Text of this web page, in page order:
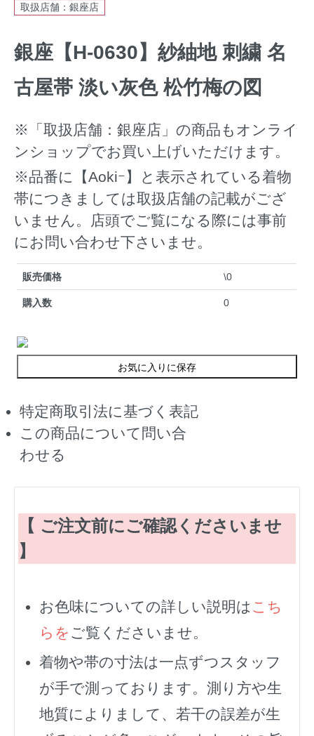
取扱店舗：銀座店
銀座【H-0630】紗紬地 刺繍 名
古屋帯 淡い灰色 松竹梅の図
※「取扱店舗：銀座店」の商品もオンライ
ンショップでお買い上げいただけます。
※品番に【Aokiｰ】と表示されている着物
帯につきましては取扱店舗の記載がござ
いません。店頭でご覧になる際には事前
にお問い合わせ下さいませ。
販売価格 \0
購入数 0
お気に入りに保存
特定商取引法に基づく表記
この商品について問い合
わせる
【 ご注文前にご確認くださいませ
】
お色味についての詳しい説明は こち
らを ご覧くださいませ。
着物や帯の寸法は一点ずつスタッフ
が手で測っております。測り方や生
地質によりまして、若干の誤差が生